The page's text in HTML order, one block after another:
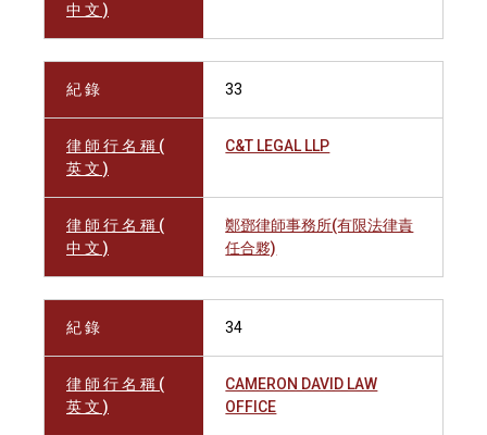
中 文 )
紀 錄 33
律 師 行 名 稱 (
英 文 )
C&T LEGAL LLP
律 師 行 名 稱 (
中 文 )
鄭鄧律師事務所(有限法律責
任合夥)
紀 錄 34
律 師 行 名 稱 (
英 文 )
CAMERON DAVID LAW
OFFICE